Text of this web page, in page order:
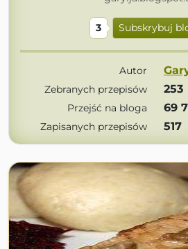
3 Subskrybuj
Autor
Zebranych przepisów 253
Przejść na bloga 69
Zapisanych przepisów 517